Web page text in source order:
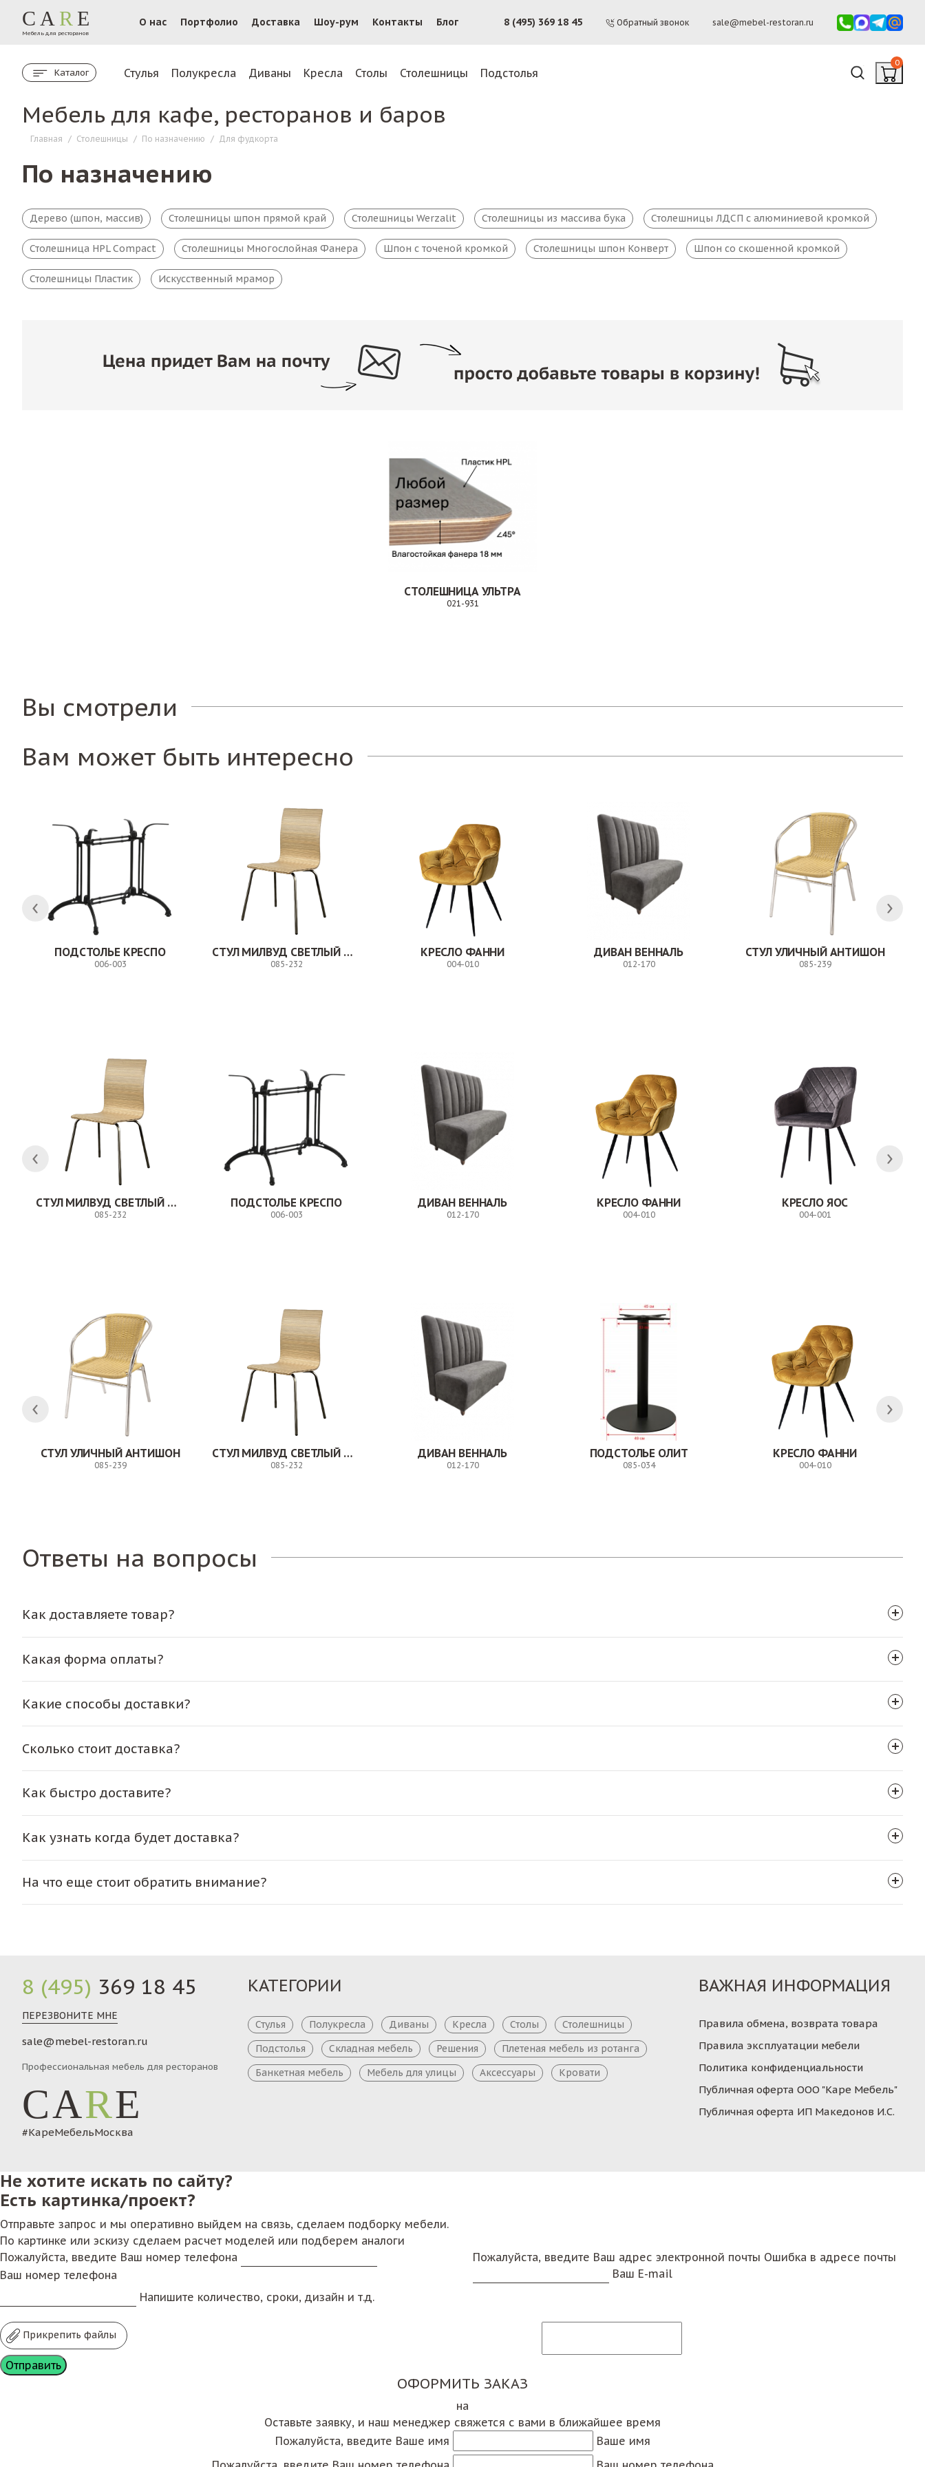
CA R E
Мебель для ресторанов
О нас Портфолио Доставка Шоу-рум Контакты Блог 8 (495) 369 18 45 Обратный звонок sale@mebel-restoran.ru
Каталог Стулья Полукресла Диваны Кресла Столы Столешницы Подстолья
0
Мебель для кафе, ресторанов и баров
Главная / Столешницы / По назначению / Для фудкорта
По назначению
Дерево (шпон, массив) Столешницы шпон прямой край Столешницы Werzalit Столешницы из массива бука Столешницы ЛДСП с алюминиевой кромкой
Столешница HPL Compact Столешницы Многослойная Фанера Шпон с точеной кромкой Столешницы шпон Конверт Шпон со скошенной кромкой
Столешницы Пластик Искусственный мрамор
СТОЛЕШНИЦА УЛЬТРА
021-931
Вы смотрели
Вам может быть интересно
ПОДСТОЛЬЕ КРЕСПО
006-003
СТУЛ МИЛВУД СВЕТЛЫЙ ШЕЛК
085-232
КРЕСЛО ФАННИ
004-010
ДИВАН ВЕННАЛЬ
012-170
СТУЛ УЛИЧНЫЙ АНТИШОН
085-239
СТУЛ МИЛВУД СВЕТЛЫЙ ШЕЛК
085-232
ПОДСТОЛЬЕ КРЕСПО
006-003
ДИВАН ВЕННАЛЬ
012-170
КРЕСЛО ФАННИ
004-010
КРЕСЛО ЯОС
004-001
СТУЛ УЛИЧНЫЙ АНТИШОН
085-239
СТУЛ МИЛВУД СВЕТЛЫЙ ШЕЛК
085-232
ДИВАН ВЕННАЛЬ
012-170
ПОДСТОЛЬЕ ОЛИТ
085-034
КРЕСЛО ФАННИ
004-010
Ответы на вопросы
Как доставляете товар?
Какая форма оплаты?
Какие способы доставки?
Сколько стоит доставка?
Как быстро доставите?
Как узнать когда будет доставка?
На что еще стоит обратить внимание?
8 (495) 369 18 45
ПЕРЕЗВОНИТЕ МНЕ
sale@mebel-restoran.ru
Профессиональная мебель для ресторанов
CARE
#КареМебельМосква
КАТЕГОРИИ
Стулья Полукресла Диваны Кресла Столы
Столешницы
Подстолья
Складная мебель Решения
Плетеная мебель из ротанга
Банкетная мебель
Мебель для улицы Аксессуары Кровати
ВАЖНАЯ ИНФОРМАЦИЯ
Правила обмена, возврата товара
Правила эксплуатации мебели
Политика конфиденциальности
Публичная оферта ООО "Каре Мебель"
Публичная оферта ИП Македонов И.С.
Не хотите искать по сайту?
Есть картинка/проект?
Отправьте запрос и мы оперативно выйдем на связь, сделаем подборку мебели.
По картинке или эскизу сделаем расчет моделей или подберем аналоги
Пожалуйста, введите Ваш номер телефона
Ваш номер телефона
Пожалуйста, введите Ваш адрес электронной почты Ошибка в адресе почты
Ваш E-mail
Напишите количество, сроки, дизайн и т.д.
Прикрепить файлы
ОФОРМИТЬ ЗАКАЗ
на
Оставьте заявку, и наш менеджер свяжется с вами в ближайшее время
Пожалуйста, введите Ваше имя
Ваше имя